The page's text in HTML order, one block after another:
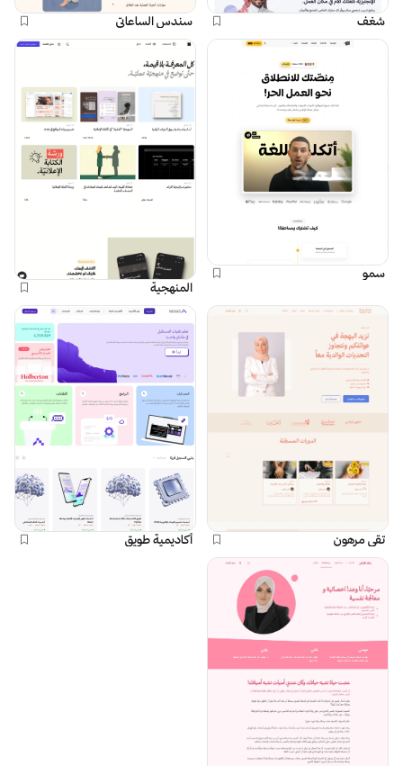
شغف سندس الساعاتي
سمو
المنهجية
تقى مرهون أكاديمية طويق